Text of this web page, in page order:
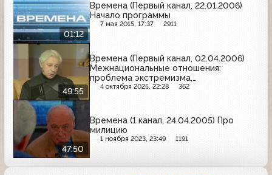
01:12
Времена (Первый канал, 22.01.2006)
Начало программы
7 мая 2015, 17:37 2911
49:55
Времена (Первый канал, 02.04.2006)
Межнациональные отношения:
проблема экстремизма,
межнациональной розни и ксенофобии
4 октября 2025, 22:28 362
47:50
Времена (1 канал, 24.04.2005) Про
милицию
1 ноября 2023, 23:49 1191